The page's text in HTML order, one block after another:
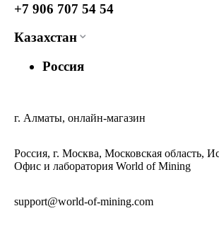
+7 906 707 54 54
Казахстан
Россия
г. Алматы, онлайн-магазин
Россия, г. Москва, Московская область,
Офис и лаборатория World of Mining
support@world-of-mining.com